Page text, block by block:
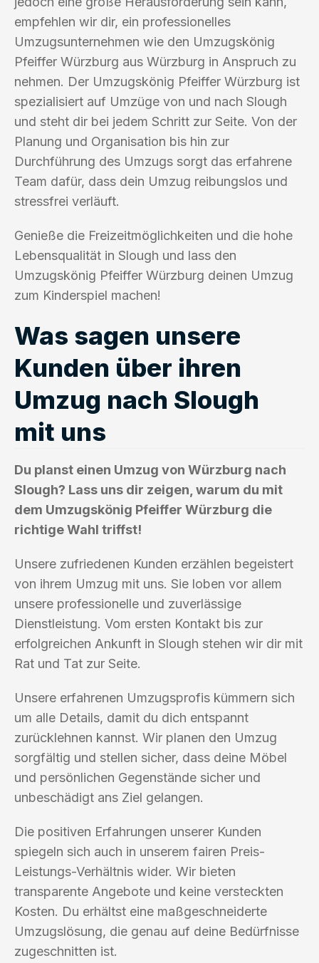
empfehlen wir dir, ein professionelles
Umzugsunternehmen wie den Umzugskönig
Pfeiffer Würzburg aus Würzburg in Anspruch zu
nehmen. Der Umzugskönig Pfeiffer Würzburg ist
spezialisiert auf Umzüge von und nach Slough
und steht dir bei jedem Schritt zur Seite. Von der
Planung und Organisation bis hin zur
Durchführung des Umzugs sorgt das erfahrene
Team dafür, dass dein Umzug reibungslos und
stressfrei verläuft.
Genieße die Freizeitmöglichkeiten und die hohe
Lebensqualität in Slough und lass den
Umzugskönig Pfeiffer Würzburg deinen Umzug
zum Kinderspiel machen!
Was sagen unsere
Kunden über ihren
Umzug nach Slough
mit uns
Du planst einen Umzug von Würzburg nach
Slough? Lass uns dir zeigen, warum du mit
dem Umzugskönig Pfeiffer Würzburg die
richtige Wahl triffst!
Unsere zufriedenen Kunden erzählen begeistert
von ihrem Umzug mit uns. Sie loben vor allem
unsere professionelle und zuverlässige
Dienstleistung. Vom ersten Kontakt bis zur
erfolgreichen Ankunft in Slough stehen wir dir mit
Rat und Tat zur Seite.
Unsere erfahrenen Umzugsprofis kümmern sich
um alle Details, damit du dich entspannt
zurücklehnen kannst. Wir planen den Umzug
sorgfältig und stellen sicher, dass deine Möbel
und persönlichen Gegenstände sicher und
unbeschädigt ans Ziel gelangen.
Die positiven Erfahrungen unserer Kunden
spiegeln sich auch in unserem fairen Preis-
Leistungs-Verhältnis wider. Wir bieten
transparente Angebote und keine versteckten
Kosten. Du erhältst eine maßgeschneiderte
Umzugslösung, die genau auf deine Bedürfnisse
zugeschnitten ist.